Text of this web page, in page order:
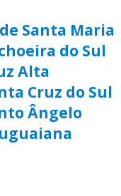
Santa Maria
do Sul
Alta
Cruz do Sul
Ângelo